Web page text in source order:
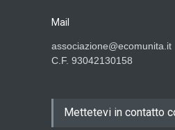
Mail
associazione@ecomunita.it
C.F. 93042130158
Mettetevi in contatto